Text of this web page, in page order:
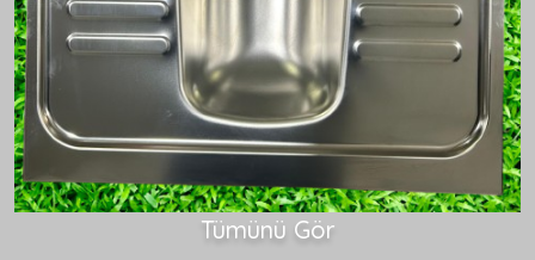
Tümünü Gör